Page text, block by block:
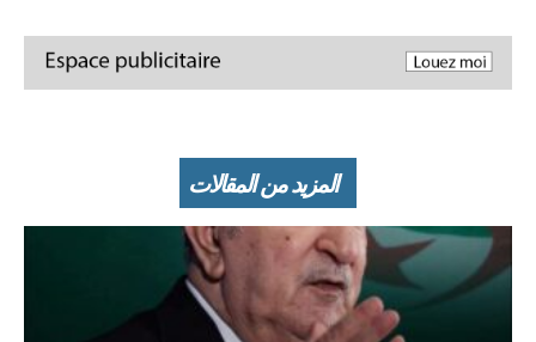
المزيد من المقالات